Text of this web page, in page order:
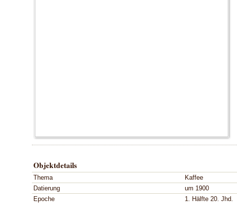
Objektdetails
Thema
Kaffee
Datierung
um 1900
Epoche
1. Hälfte 20. Jhd.